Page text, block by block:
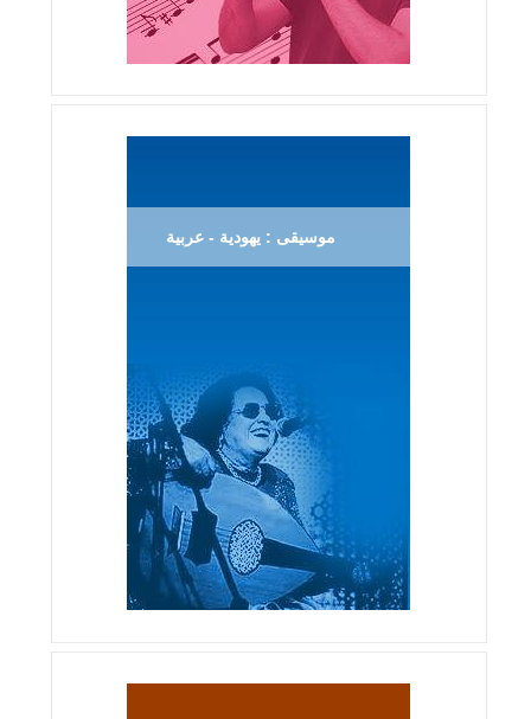
موسيقى : يهودية - عربية